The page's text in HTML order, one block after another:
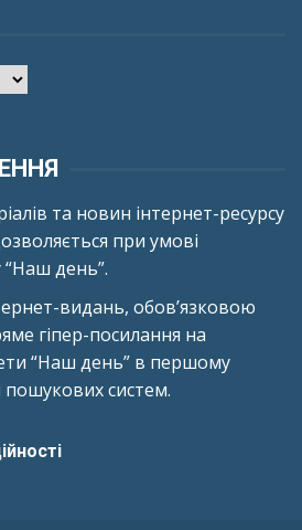
та новин інтернет-ресурсу
при умові
“Наш день”.
видань, обов’язковою
гіпер-посилання на
“Наш день” в першому
пошукових систем.